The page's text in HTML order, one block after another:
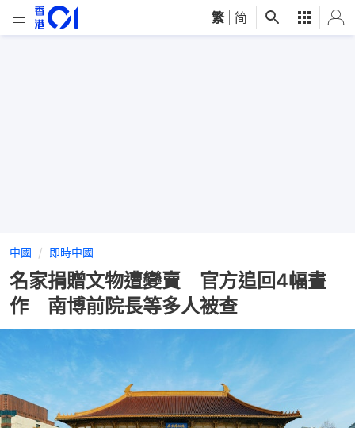
繁 简
中國 即時中國
名家捐贈文物遭變賣 官方追回4幅畫
作 南博前院長等多人被查